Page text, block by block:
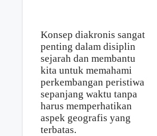
Konsep diakronis sangat
penting dalam disiplin
sejarah dan membantu
kita untuk memahami
perkembangan peristiwa
sepanjang waktu tanpa
harus memperhatikan
aspek geografis yang
terbatas.